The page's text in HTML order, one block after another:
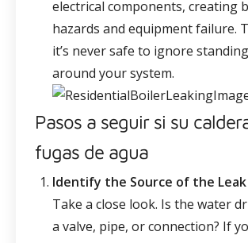
electrical components, creating
hazards and equipment failure.
it’s never safe to ignore
around your system.
Pasos a seguir si su
fugas de agua
Identify the Source of the Leak
Take a close look. Is the water
a valve, pipe, or connection? If